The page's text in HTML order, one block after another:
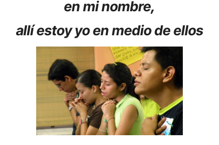
en mi nombre,
allí estoy yo en medio de ellos